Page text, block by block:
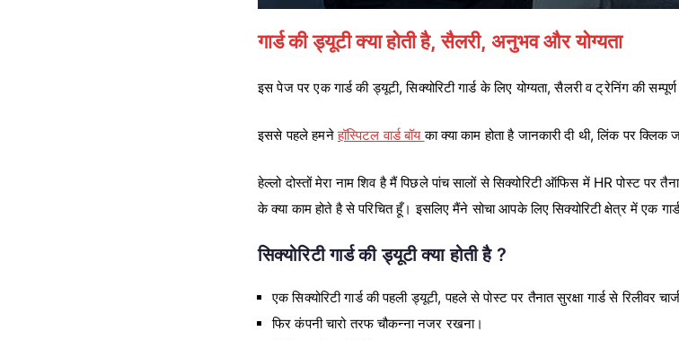
गार्ड की ड्यूटी क्या होती है, सैलरी, अनुभव और योग्यता
इस पेज पर एक गार्ड की ड्यूटी, सिक्योरिटी गार्ड के लिए योग्यता, सैलरी व ट्रेनिंग की
इससे पहले हमनेहॉस्पिटल वार्ड बॉयका क्या काम होता है जानकारी दी थी, लिंक पर
हेल्लो दोस्तों मेरा नाम शिव है मैं पिछले पांच सालों से सिक्योरिटी ऑफिस में HR पोस्ट पर
के क्या काम होते है से परिचित हूँ। इसलिए मैंने सोचा आपके लिए सिक्योरिटी क्षेत्र में एक
सिक्योरिटी गार्ड की ड्यूटी क्या होती है ?
एक सिक्योरिटी गार्ड की पहली ड्यूटी, पहले से पोस्ट पर तैनात सुरक्षा गार्ड से रिलीवर
फिर कंपनी चारो तरफ चौकन्ना नजर रखना।